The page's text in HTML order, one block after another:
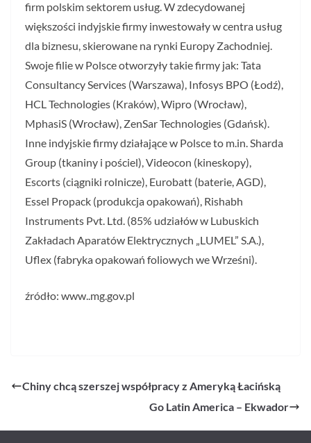
firm polskim sektorem usług. W zdecydowanej
większości indyjskie firmy inwestowały w centra usług
dla biznesu, skierowane na rynki Europy Zachodniej.
Swoje filie w Polsce otworzyły takie firmy jak: Tata
Consultancy Services (Warszawa), Infosys BPO (Łodź),
HCL Technologies (Kraków), Wipro (Wrocław),
MphasiS (Wrocław), ZenSar Technologies (Gdańsk).
Inne indyjskie firmy działające w Polsce to m.in. Sharda
Group (tkaniny i pościel), Videocon (kineskopy),
Escorts (ciągniki rolnicze), Eurobatt (baterie, AGD),
Essel Propack (produkcja opakowań), Rishabh
Instruments Pvt. Ltd. (85% udziałów w Lubuskich
Zakładach Aparatów Elektrycznych „LUMEL” S.A.),
Uflex (fabryka opakowań foliowych we Wrześni).
źródło: www..mg.gov.pl
Chiny chcą szerszej współpracy z Ameryką Łacińską
Go Latin America – Ekwador